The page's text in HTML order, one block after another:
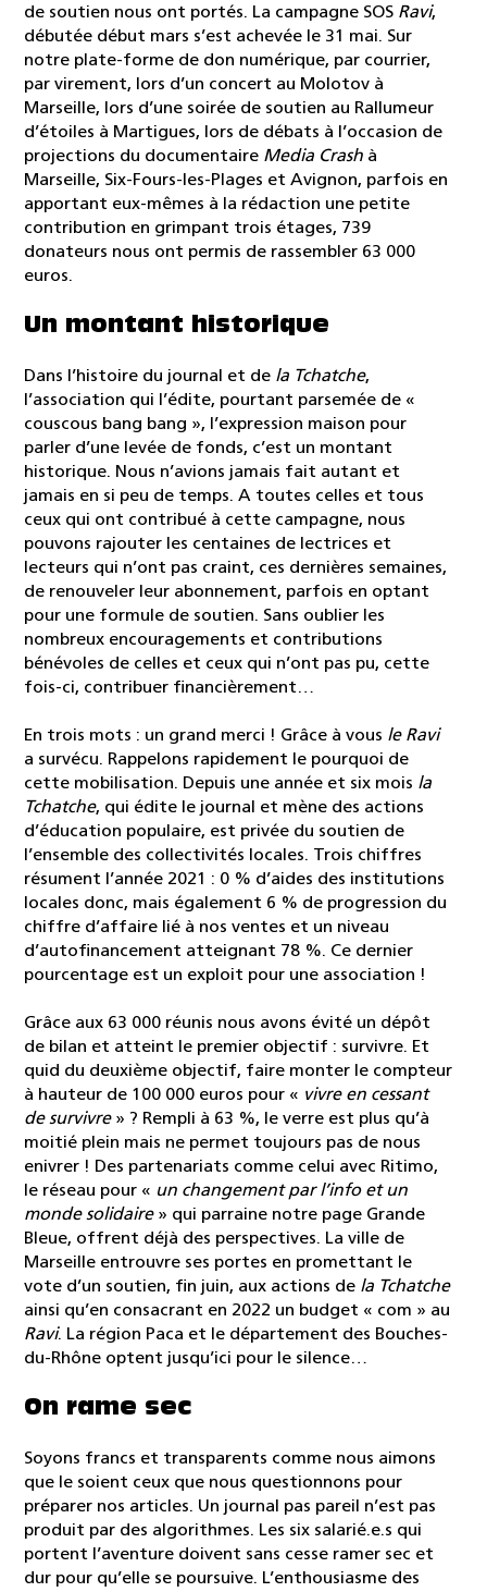
de soutien nous ont portés. La campagne SOS Ravi,
débutée début mars s’est achevée le 31 mai. Sur
notre plate-forme de don numérique, par courrier,
par virement, lors d’un concert au Molotov à
Marseille, lors d’une soirée de soutien au Rallumeur
d’étoiles à Martigues, lors de débats à l’occasion de
projections du documentaire Media Crash à
Marseille, Six-Fours-les-Plages et Avignon, parfois en
apportant eux-mêmes à la rédaction une petite
contribution en grimpant trois étages, 739
donateurs nous ont permis de rassembler 63 000
euros.
Un montant historique
Dans l’histoire du journal et de la Tchatche,
l’association qui l’édite, pourtant parsemée de «
couscous bang bang », l’expression maison pour
parler d’une levée de fonds, c’est un montant
historique. Nous n’avions jamais fait autant et
jamais en si peu de temps. A toutes celles et tous
ceux qui ont contribué à cette campagne, nous
pouvons rajouter les centaines de lectrices et
lecteurs qui n’ont pas craint, ces dernières semaines,
de renouveler leur abonnement, parfois en optant
pour une formule de soutien. Sans oublier les
nombreux encouragements et contributions
bénévoles de celles et ceux qui n’ont pas pu, cette
fois-ci, contribuer financièrement…
En trois mots : un grand merci ! Grâce à vous le Ravi
a survécu. Rappelons rapidement le pourquoi de
cette mobilisation. Depuis une année et six mois la
Tchatche, qui édite le journal et mène des actions
d’éducation populaire, est privée du soutien de
l’ensemble des collectivités locales. Trois chiffres
résument l’année 2021 : 0 % d’aides des institutions
locales donc, mais également 6 % de progression du
chiffre d’affaire lié à nos ventes et un niveau
d’autofinancement atteignant 78 %. Ce dernier
pourcentage est un exploit pour une association !
Grâce aux 63 000 réunis nous avons évité un dépôt
de bilan et atteint le premier objectif : survivre. Et
quid du deuxième objectif, faire monter le compteur
à hauteur de 100 000 euros pour « vivre en cessant
de survivre » ? Rempli à 63 %, le verre est plus qu’à
moitié plein mais ne permet toujours pas de nous
enivrer ! Des partenariats comme celui avec Ritimo,
le réseau pour « un changement par l’info et un
monde solidaire » qui parraine notre page Grande
Bleue, offrent déjà des perspectives. La ville de
Marseille entrouvre ses portes en promettant le
vote d’un soutien, fin juin, aux actions de la Tchatche
ainsi qu’en consacrant en 2022 un budget « com » au
Ravi. La région Paca et le département des Bouches-
du-Rhône optent jusqu’ici pour le silence…
On rame sec
Soyons francs et transparents comme nous aimons
que le soient ceux que nous questionnons pour
préparer nos articles. Un journal pas pareil n’est pas
produit par des algorithmes. Les six salarié.e.s qui
portent l’aventure doivent sans cesse ramer sec et
dur pour qu’elle se poursuive. L’enthousiasme des